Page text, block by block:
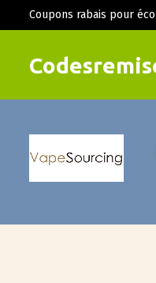
Coupons rabais pour